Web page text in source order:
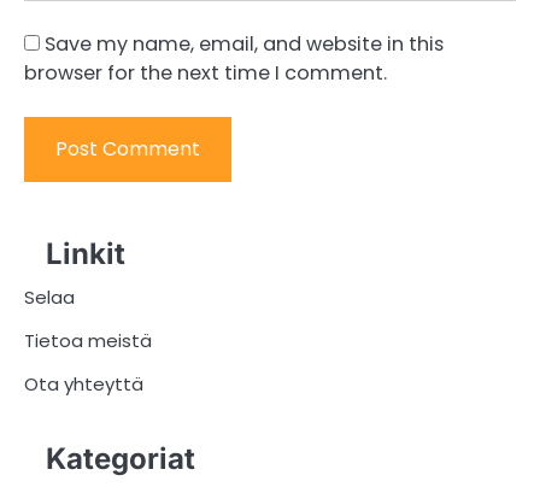
Save my name, email, and website in this
browser for the next time I comment.
Linkit
Selaa
Tietoa meistä
Ota yhteyttä
Kategoriat